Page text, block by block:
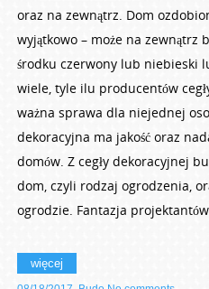
oraz na zewnątrz. Dom
wyjątkowo – może na zewnątrz
środku czerwony lub niebieski
wiele, tyle ilu producentów
ważna sprawa dla niejednej
dekoracyjna ma jakość oraz
domów. Z cegły dekoracyjnej
dom, czyli rodzaj ogrodzenia,
ogrodzie. Fantazja projektantów
więcej